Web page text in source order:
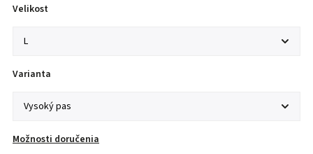
Velikost
Varianta
Možnosti doručenia